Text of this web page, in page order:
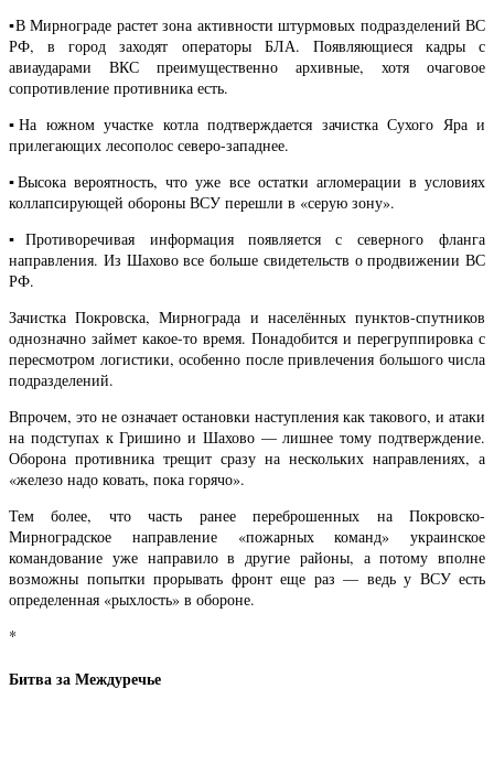
▪️В Мирнограде растет зона активности штурмовых подразделений ВС
РФ, в город заходят операторы БЛА. Появляющиеся кадры с
авиаударами ВКС преимущественно архивные, хотя очаговое
сопротивление противника есть.
▪️На южном участке котла подтверждается зачистка Сухого Яра и
прилегающих лесополос северо-западнее.
▪️Высока вероятность, что уже все остатки агломерации в условиях
коллапсирующей обороны ВСУ перешли в «серую зону».
▪️Противоречивая информация появляется с северного фланга
направления. Из Шахово все больше свидетельств о продвижении ВС
РФ.
Зачистка Покровска, Мирнограда и населённых пунктов-спутников
однозначно займет какое-то время. Понадобится и перегруппировка с
пересмотром логистики, особенно после привлечения большого числа
подразделений.
Впрочем, это не означает остановки наступления как такового, и атаки
на подступах к Гришино и Шахово — лишнее тому подтверждение.
Оборона противника трещит сразу на нескольких направлениях, а
«железо надо ковать, пока горячо».
Тем более, что часть ранее переброшенных на Покровско-
Мирноградское направление «пожарных команд» украинское
командование уже направило в другие районы, а потому вполне
возможны попытки прорывать фронт еще раз — ведь у ВСУ есть
определенная «рыхлость» в обороне.
*
Битва за Междуречье